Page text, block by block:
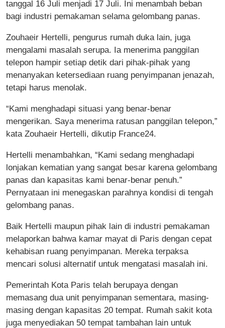
tanggal 16 Juli menjadi 17 Juli. Ini menambah beban
bagi industri pemakaman selama gelombang panas.
Zouhaeir Hertelli, pengurus rumah duka lain, juga
mengalami masalah serupa. Ia menerima panggilan
telepon hampir setiap detik dari pihak-pihak yang
menanyakan ketersediaan ruang penyimpanan jenazah,
tetapi harus menolak.
“Kami menghadapi situasi yang benar-benar
mengerikan. Saya menerima ratusan panggilan telepon,”
kata Zouhaeir Hertelli, dikutip France24.
Hertelli menambahkan, “Kami sedang menghadapi
lonjakan kematian yang sangat besar karena gelombang
panas dan kapasitas kami benar-benar penuh.”
Pernyataan ini menegaskan parahnya kondisi di tengah
gelombang panas.
Baik Hertelli maupun pihak lain di industri pemakaman
melaporkan bahwa kamar mayat di Paris dengan cepat
kehabisan ruang penyimpanan. Mereka terpaksa
mencari solusi alternatif untuk mengatasi masalah ini.
Pemerintah Kota Paris telah berupaya dengan
memasang dua unit penyimpanan sementara, masing-
masing dengan kapasitas 20 tempat. Rumah sakit kota
juga menyediakan 50 tempat tambahan lain untuk